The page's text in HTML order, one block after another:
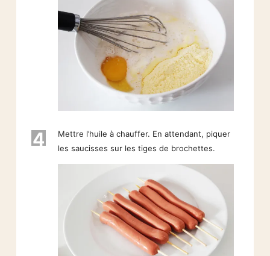
4
Mettre l’huile à chauffer. En attendant, piquer
les saucisses sur les tiges de brochettes.